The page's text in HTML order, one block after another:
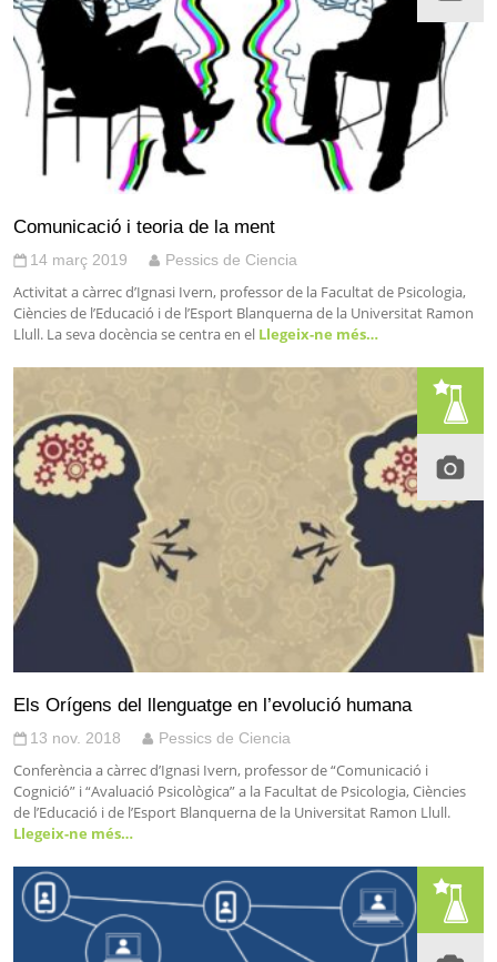
Comunicació i teoria de la ment
14 març 2019 Pessics de Ciencia
Activitat a càrrec d’Ignasi Ivern, professor de la Facultat de Psicologia,
Ciències de l’Educació i de l’Esport Blanquerna de la Universitat Ramon
Llull. La seva docència se centra en el Llegeix-ne més…
Els Orígens del llenguatge en l’evolució humana
13 nov. 2018 Pessics de Ciencia
Conferència a càrrec d’Ignasi Ivern, professor de “Comunicació i
Cognició” i “Avaluació Psicològica” a la Facultat de Psicologia, Ciències
de l’Educació i de l’Esport Blanquerna de la Universitat Ramon Llull.
Llegeix-ne més…